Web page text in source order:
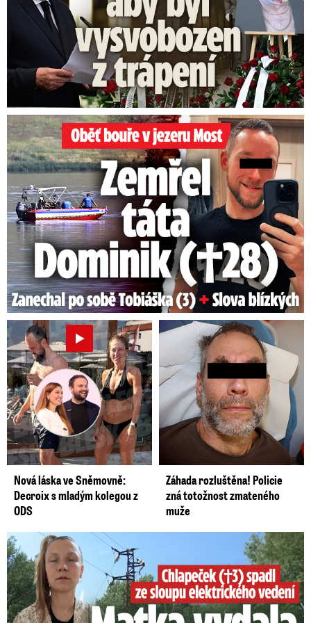
kabinetu do Jihočeského kraje, která v úterý
začíná.
Oběť bouře v jezeru Most: Zemřel táta Dominik (†28)
Nová láska ve Sněmovně:
Decroix s mladým kolegou z
ODS
Záhada rozluštěna! Policie
zná totožnost zmateného
muže
Smrtelný pád chlapce: Matka vydala vyjádření na 16 stran